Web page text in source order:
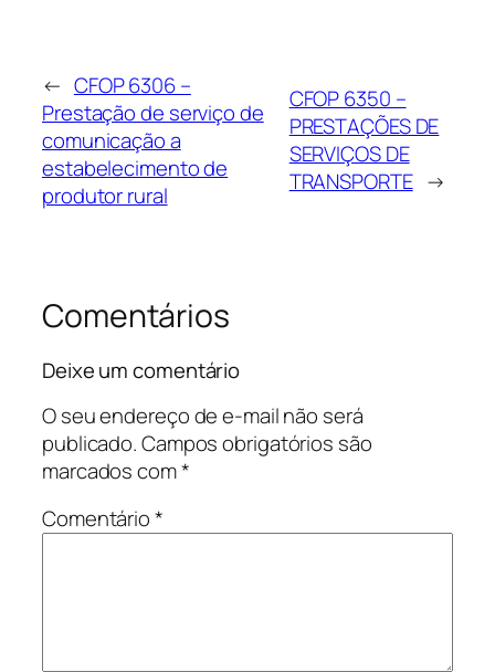
← CFOP 6306 –
Prestação de serviço de
comunicação a
estabelecimento de
produtor rural
CFOP 6350 –
PRESTAÇÕES DE
SERVIÇOS DE
TRANSPORTE →
Comentários
Deixe um comentário
O seu endereço de e-mail não será
publicado.Campos obrigatórios são
marcados com*
Comentário*